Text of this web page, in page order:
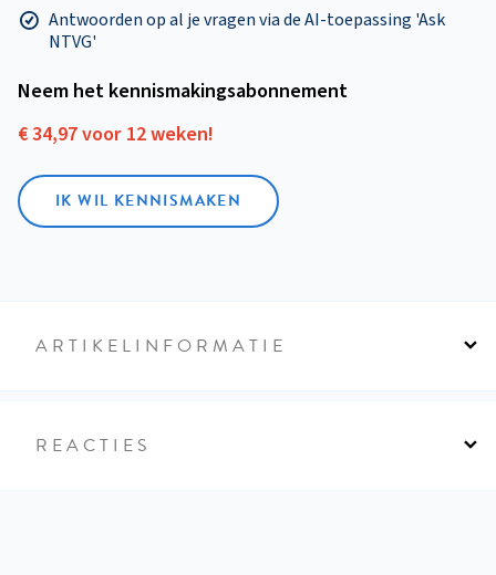
Antwoorden op al je vragen via de AI-toepassing 'Ask
NTVG'
Neem het kennismakings­abonnement
€ 34,97 voor 12 weken!
IK WIL KENNISMAKEN
ARTIKELINFORMATIE
REACTIES